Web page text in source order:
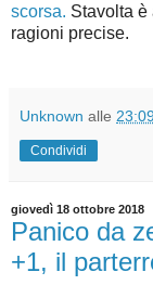
scorsa. Stavolta è
ragioni precise.
Unknown alle
Condividi
giovedì 18 ottobre 2018
Panico da
+1, il